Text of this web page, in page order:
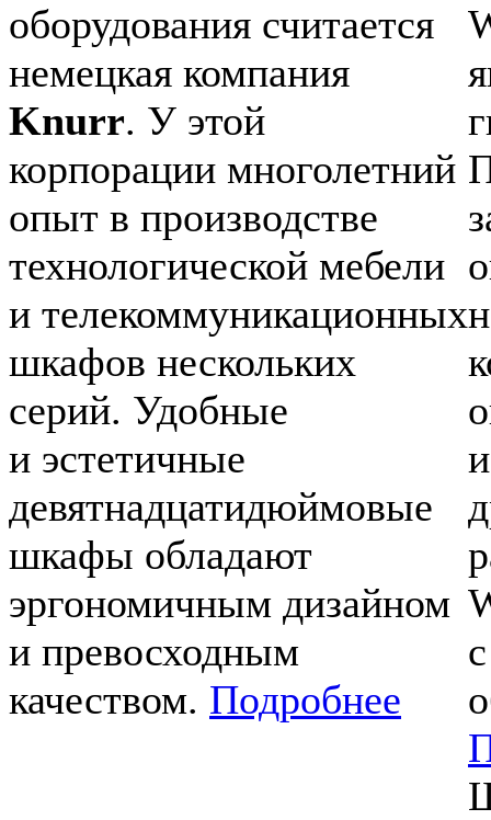
оборудования считается
немецкая компания
Knurr. У этой
корпорации многолетний
опыт в производстве
технологической мебели
и телекоммуникационных
шкафов нескольких
серий. Удобные
и эстетичные
девятнадцатидюймовые
шкафы обладают
эргономичным дизайном
и превосходным
качеством. Подробнее